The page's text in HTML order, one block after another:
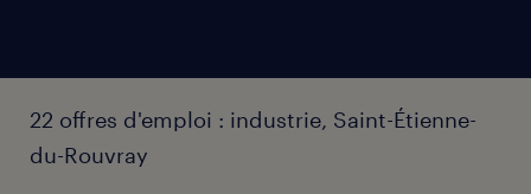
22 offres d'emploi : industrie, Saint-Étienne-
du-Rouvray